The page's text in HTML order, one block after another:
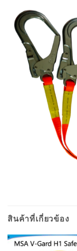
สินค้าที่เกี่ยวข้อง